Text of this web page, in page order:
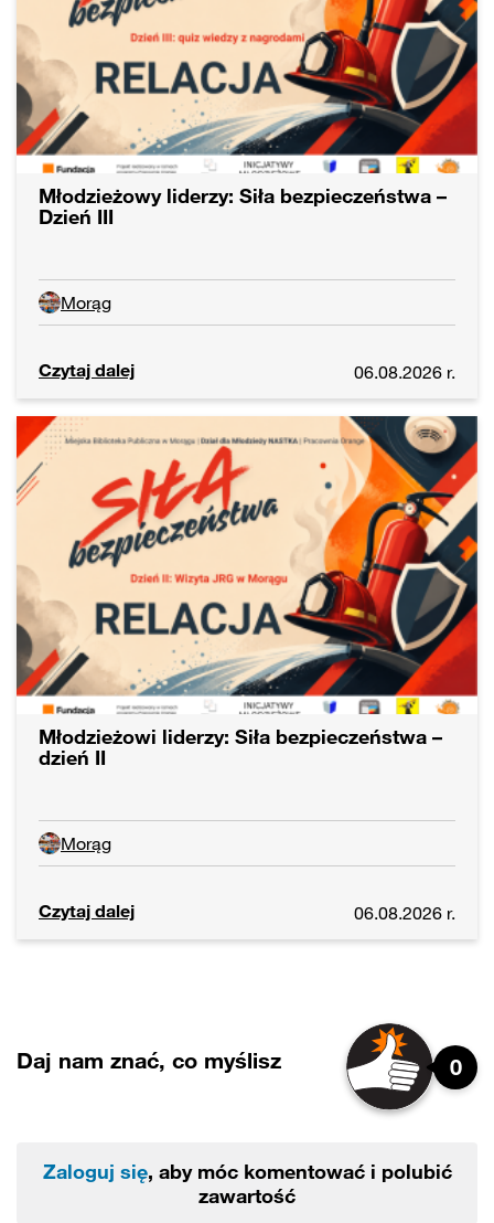
Młodzieżowy liderzy: Siła bezpieczeństwa –
Dzień III
Morąg
Czytaj dalej 06.08.2026 r.
Młodzieżowi liderzy: Siła bezpieczeństwa –
dzień II
Morąg
Czytaj dalej 06.08.2026 r.
Daj nam znać, co myślisz 0
Zaloguj się, aby móc komentować i polubić
zawartość